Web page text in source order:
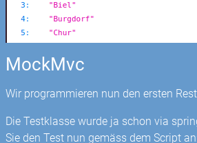
MockMvc
Wir programmieren nun den ersten
Die Testklasse wurde ja schon via
Sie den Test nun gemäss dem Script